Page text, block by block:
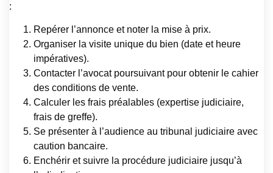
:
Repérer l’annonce et noter la mise à prix.
Organiser la visite unique du bien (date et heure
impératives).
Contacter l’avocat poursuivant pour obtenir le cahier
des conditions de vente.
Calculer les frais préalables (expertise judiciaire,
frais de greffe).
Se présenter à l’audience au tribunal judiciaire avec
caution bancaire.
Enchérir et suivre la procédure judiciaire jusqu’à